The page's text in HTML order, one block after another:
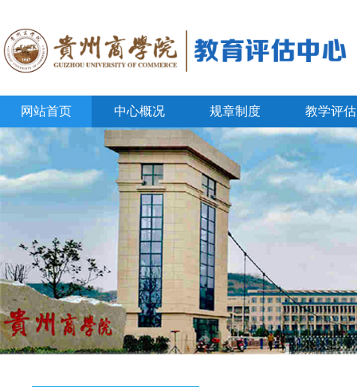
网站首页 中心概况 规章制度 教学评估